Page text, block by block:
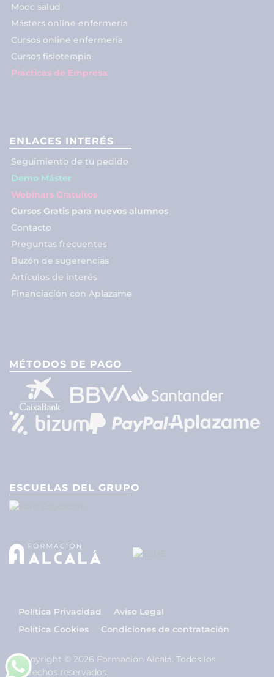
Mooc salud
Másters online enfermería
Cursos online enfermería
Cursos fisioterapia
Prácticas de Empresa
ENLACES INTERÉS
Seguimiento de tu pedido
Demo Máster
Webinars Gratuitos
Cursos Gratis para nuevos alumnos
Contacto
Preguntas frecuentes
Buzón de sugerencias
Artículos de interés
Financiación con Aplazame
MÉTODOS DE PAGO
ESCUELAS DEL GRUPO
Política Privacidad
Aviso Legal
Política Cookies
Condiciones de contratación
Copyright © 2026 Formación Alcalá. Todos los
derechos reservados.